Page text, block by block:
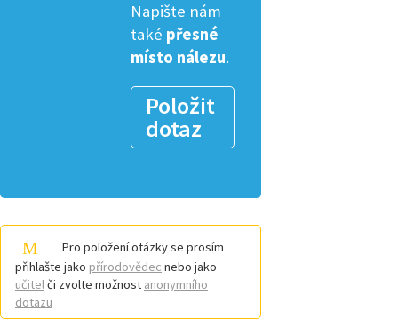
Napište nám
také přesné
místo nálezu.
Položit
dotaz
Pro položení otázky se prosím
přihlašte jako přírodovědec nebo jako
učitelči zvolte možnost anonymního
dotazu